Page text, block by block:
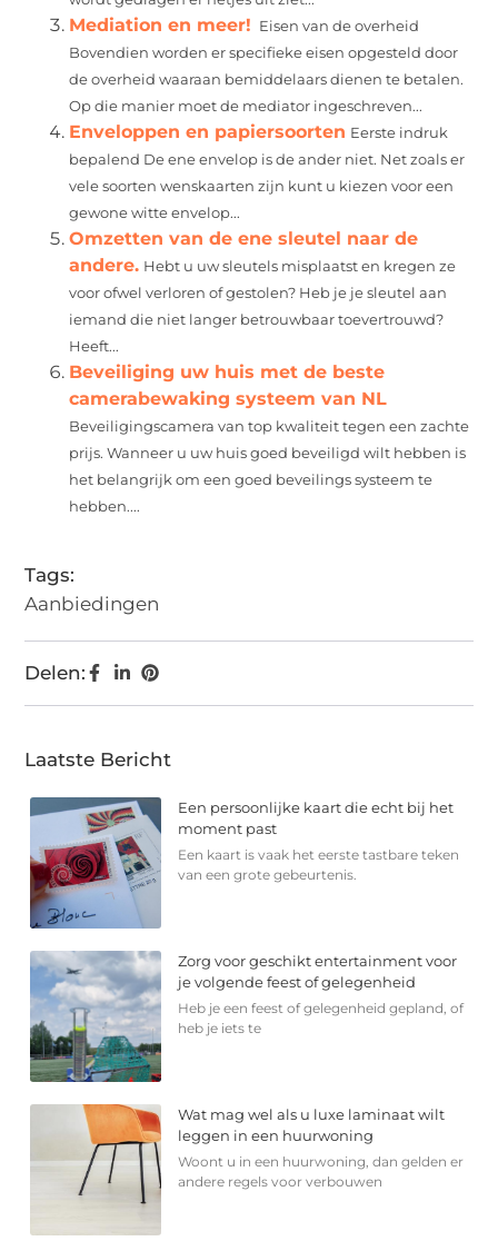
Mediation en meer! Eisen van de overheid
Bovendien worden er specifieke eisen opgesteld door
de overheid waaraan bemiddelaars dienen te betalen.
Op die manier moet de mediator ingeschreven...
Enveloppen en papiersoorten Eerste indruk
bepalend De ene envelop is de ander niet. Net zoals er
vele soorten wenskaarten zijn kunt u kiezen voor een
gewone witte envelop...
Omzetten van de ene sleutel naar de
andere. Hebt u uw sleutels misplaatst en kregen ze
voor ofwel verloren of gestolen? Heb je je sleutel aan
iemand die niet langer betrouwbaar toevertrouwd?
Heeft...
Beveiliging uw huis met de beste
camerabewaking systeem van NL
Beveiligingscamera van top kwaliteit tegen een zachte
prijs. Wanneer u uw huis goed beveiligd wilt hebben is
het belangrijk om een goed beveilings systeem te
hebben....
Tags:
Aanbiedingen
Delen:
Laatste Bericht
Een persoonlijke kaart die echt bij het
moment past
Een kaart is vaak het eerste tastbare teken
van een grote gebeurtenis.
Zorg voor geschikt entertainment voor
je volgende feest of gelegenheid
Heb je een feest of gelegenheid gepland, of
heb je iets te
Wat mag wel als u luxe laminaat wilt
leggen in een huurwoning
Woont u in een huurwoning, dan gelden er
andere regels voor verbouwen